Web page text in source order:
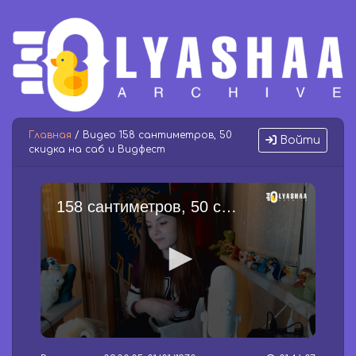
Войти
Главная / Видео 158 сантиметров, 50
скидка на саб и Видфест
158 сантиметров, 50 скидка на саб и Видфест